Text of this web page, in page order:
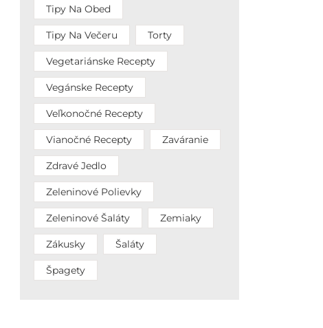
Tipy Na Obed
Tipy Na Večeru Torty
Vegetariánske Recepty
Vegánske Recepty
Veľkonočné Recepty
Vianočné Recepty Zaváranie
Zdravé Jedlo
Zeleninové Polievky
Zeleninové Šaláty Zemiaky
Zákusky Šaláty
Špagety